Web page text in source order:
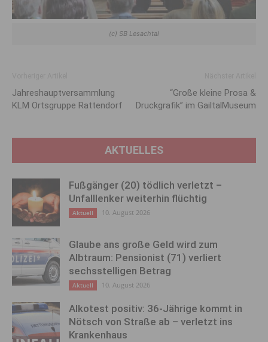
(c) SB Lesachtal
Jahreshauptversammlung
KLM Ortsgruppe Rattendorf
“Große kleine Prosa &
Druckgrafik” im GailtalMuseum
AKTUELLES
Fußgänger (20) tödlich verletzt –
Unfalllenker weiterhin flüchtig
Aktuell 10. August 2026
Glaube ans große Geld wird zum
Albtraum: Pensionist (71) verliert
sechsstelligen Betrag
Aktuell 10. August 2026
Alkotest positiv: 36-Jährige kommt in
Nötsch von Straße ab – verletzt ins
Krankenhaus